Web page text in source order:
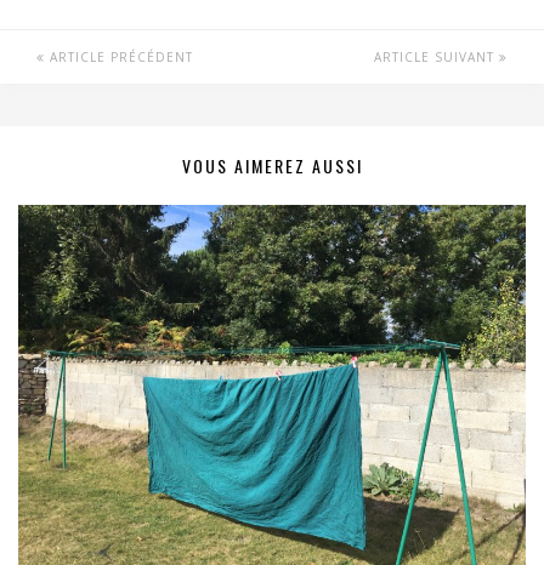
ARTICLE PRÉCÉDENT ARTICLE SUIVANT
VOUS AIMEREZ AUSSI